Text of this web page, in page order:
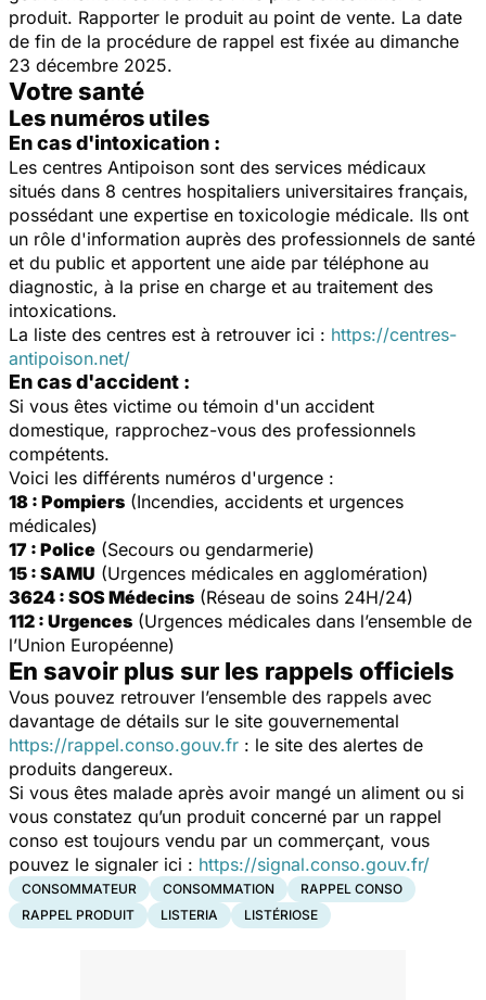
produit. Rapporter le produit au point de vente. La date
de fin de la procédure de rappel est fixée au dimanche
23 décembre 2025.
Votre santé
Les numéros utiles
En cas d'intoxication :
Les centres Antipoison sont des services médicaux
situés dans 8 centres hospitaliers universitaires français,
possédant une expertise en toxicologie médicale. Ils ont
un rôle d'information auprès des professionnels de santé
et du public et apportent une aide par téléphone au
diagnostic, à la prise en charge et au traitement des
intoxications.
La liste des centres est à retrouver ici : https://centres-
antipoison.net/
En cas d'accident :
Si vous êtes victime ou témoin d'un accident
domestique, rapprochez-vous des professionnels
compétents.
Voici les différents numéros d'urgence :
18 : Pompiers (Incendies, accidents et urgences
médicales)
17 : Police (Secours ou gendarmerie)
15 : SAMU (Urgences médicales en agglomération)
3624 : SOS Médecins (Réseau de soins 24H/24)
112 : Urgences (Urgences médicales dans l’ensemble de
l’Union Européenne)
En savoir plus sur les rappels officiels
Vous pouvez retrouver l’ensemble des rappels avec
davantage de détails sur le site gouvernemental
https://rappel.conso.gouv.fr : le site des alertes de
produits dangereux.
Si vous êtes malade après avoir mangé un aliment ou si
vous constatez qu’un produit concerné par un rappel
conso est toujours vendu par un commerçant, vous
pouvez le signaler ici : https://signal.conso.gouv.fr/
CONSOMMATEUR CONSOMMATION
RAPPEL CONSO
RAPPEL PRODUIT
LISTERIA LISTÉRIOSE